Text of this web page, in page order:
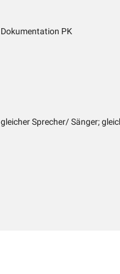
Dokumentation PK
gleicher Sprecher/ Sänger;